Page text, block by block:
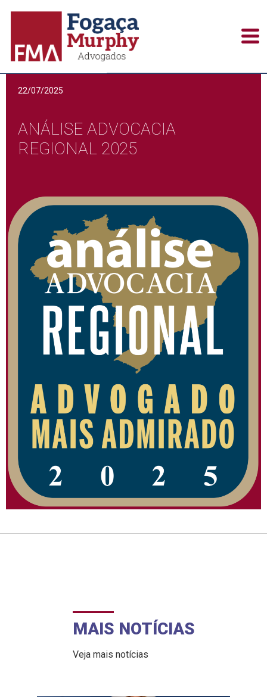
22/07/2025
ANÁLISE ADVOCACIA
REGIONAL 2025
MAIS NOTÍCIAS
Veja mais notícias